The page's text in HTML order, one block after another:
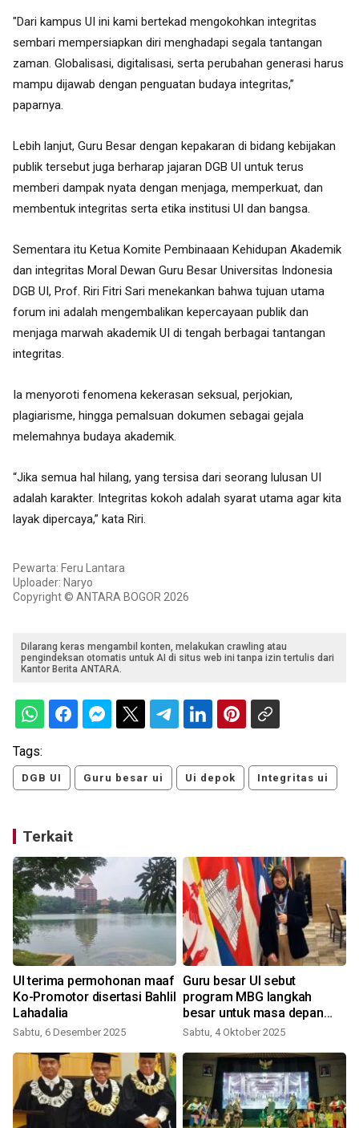
"Dari kampus UI ini kami bertekad mengokohkan integritas
sembari mempersiapkan diri menghadapi segala tantangan
zaman. Globalisasi, digitalisasi, serta perubahan generasi harus
mampu dijawab dengan penguatan budaya integritas,”
paparnya.
Lebih lanjut, Guru Besar dengan kepakaran di bidang kebijakan
publik tersebut juga berharap jajaran DGB UI untuk terus
memberi dampak nyata dengan menjaga, memperkuat, dan
membentuk integritas serta etika institusi UI dan bangsa.
Sementara itu Ketua Komite Pembinaaan Kehidupan Akademik
dan integritas Moral Dewan Guru Besar Universitas Indonesia
DGB UI, Prof. Riri Fitri Sari menekankan bahwa tujuan utama
forum ini adalah mengembalikan kepercayaan publik dan
menjaga marwah akademik UI di tengah berbagai tantangan
integritas.
Ia menyoroti fenomena kekerasan seksual, perjokian,
plagiarisme, hingga pemalsuan dokumen sebagai gejala
melemahnya budaya akademik.
“Jika semua hal hilang, yang tersisa dari seorang lulusan UI
adalah karakter. Integritas kokoh adalah syarat utama agar kita
layak dipercaya,” kata Riri.
Pewarta: Feru Lantara
Uploader: Naryo
Copyright © ANTARA BOGOR 2026
Dilarang keras mengambil konten, melakukan crawling atau
pengindeksan otomatis untuk AI di situs web ini tanpa izin tertulis dari
Kantor Berita ANTARA.
Tags:
DGB UI Guru besar ui Ui depok Integritas ui
Terkait
UI terima permohonan maaf
Ko-Promotor disertasi Bahlil
Lahadalia
Sabtu, 6 Desember 2025
Guru besar UI sebut
program MBG langkah
besar untuk masa depan
bangsa
Sabtu, 4 Oktober 2025